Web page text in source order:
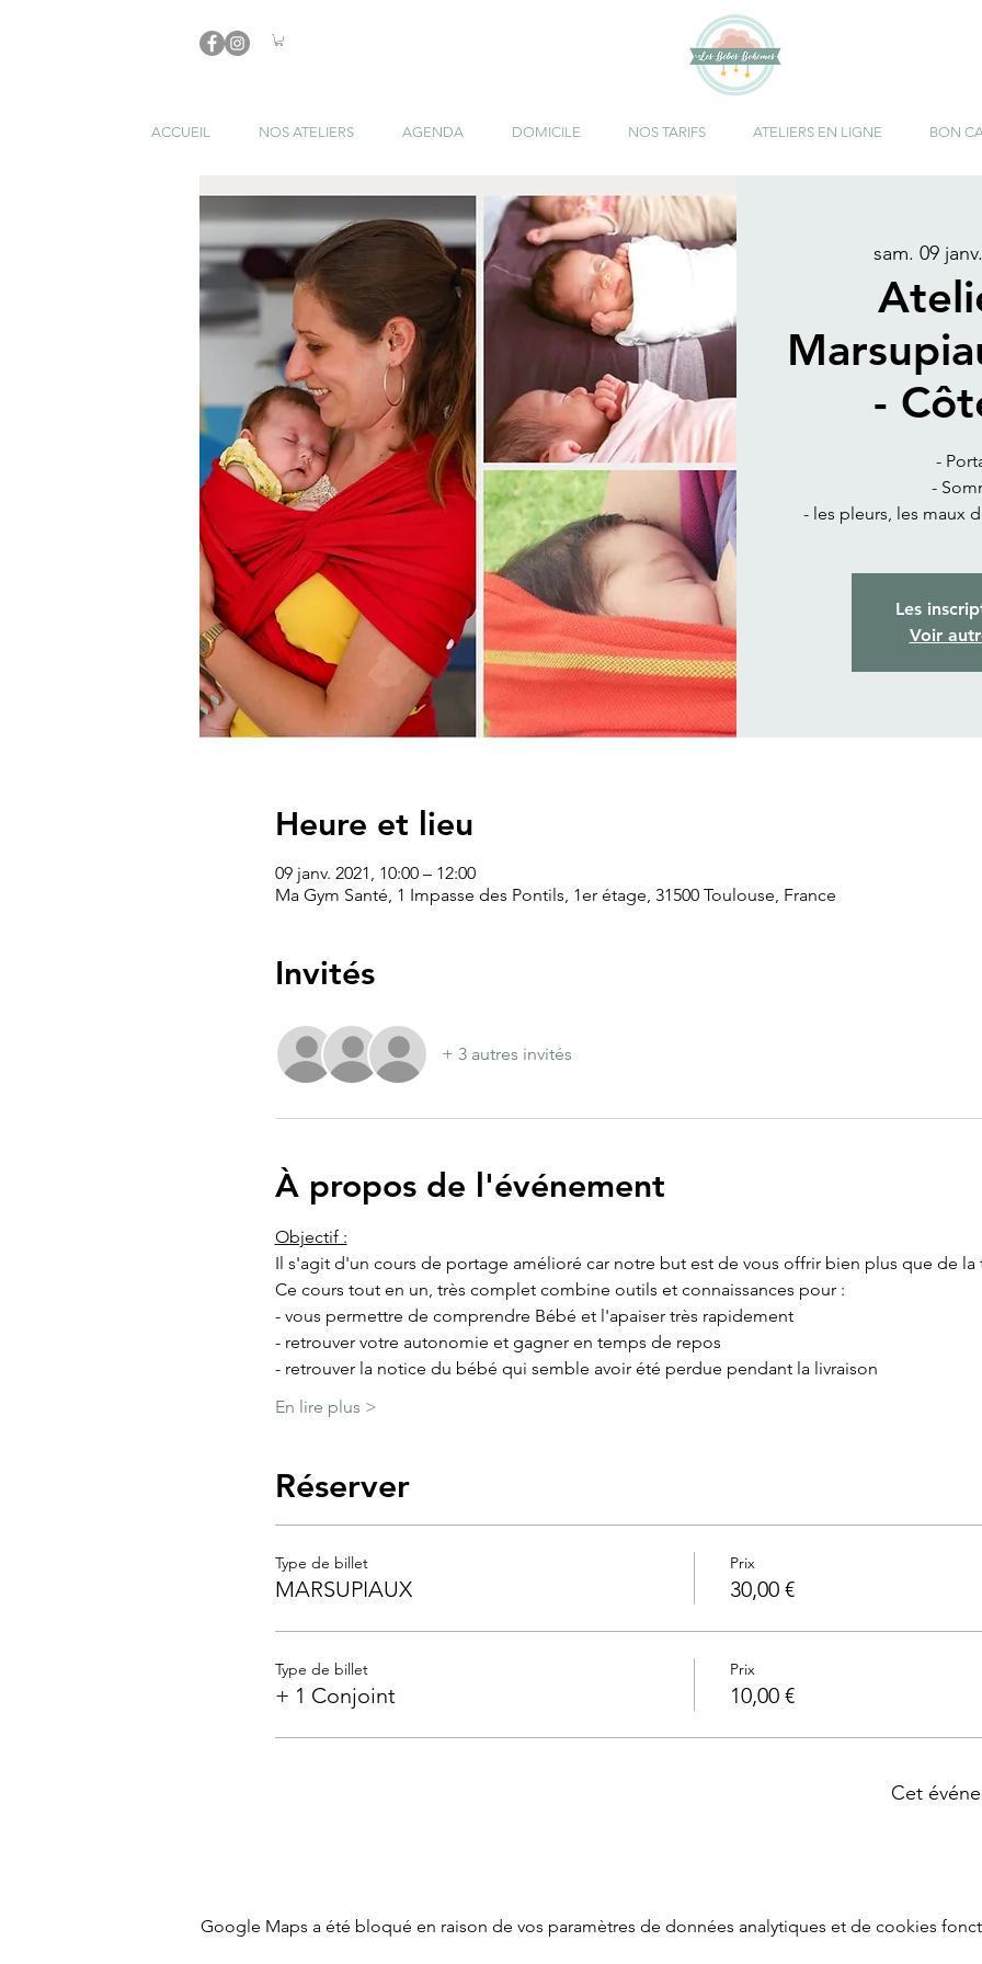
ACCUEIL NOS ATELIERS AGENDA DOMICILE NOS TARIFS ATELIERS EN LIGNE BON
sam. 09 janv.
-
-
-
- les pleurs, les maux
Les
Voir
Heure et lieu
09 janv. 2021, 10:00 – 12:00
Ma Gym Santé, 1 Impasse des Pontils, 1er étage, 31500 Toulouse, France
Invités
+ 3 autres invités
À propos de l'événement
Objectif :
Il s'agit d'un cours de portage amélioré car notre but est de vous offrir bien plus que de la
Ce cours tout en un, très complet combine outils et connaissances pour :
- vous permettre de comprendre Bébé et l'apaiser très rapidement
- retrouver votre autonomie et gagner en temps de repos
- retrouver la notice du bébé qui semble avoir été perdue pendant la livraison
En lire plus >
Réserver
Type de billet
MARSUPIAUX
Prix
30,00 €
Type de billet
+ 1 Conjoint
Prix
10,00 €
Cet
Google Maps a été bloqué en raison de vos paramètres de données analytiques et de cookies